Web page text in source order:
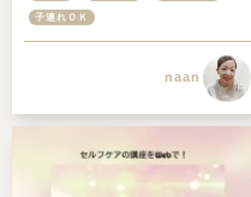
子連れＯＫ
naan